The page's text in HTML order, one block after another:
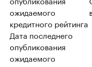
ожидаемого
кредитного рейтинга
Дата последнего
опубликования
ожидаемого